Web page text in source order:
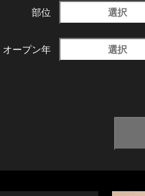
部位 選択
オープン年 選択